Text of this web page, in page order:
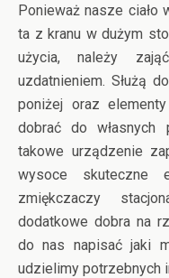
Ponieważ nasze ciało
ta z kranu w dużym
użycia, należy
uzdatnieniem. Służą
poniżej oraz
dobrać do własnych
takowe urządzenie
wysoce skuteczne
zmiękczaczy
dodatkowe dobra na
do nas napisać jaki
udzielimy potrzebnych